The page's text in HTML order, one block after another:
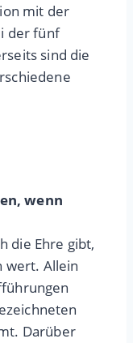
mit der
der fünf
sind die
wenn
die Ehre gibt,
wert. Allein
Darüber